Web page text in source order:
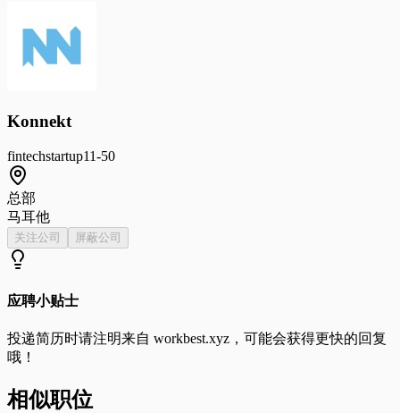
Konnekt
fintechstartup11-50
总部
马耳他
关注公司 屏蔽公司
应聘小贴士
投递简历时请注明来自 workbest.xyz ，可能会获得更快的回复
哦！
相似职位